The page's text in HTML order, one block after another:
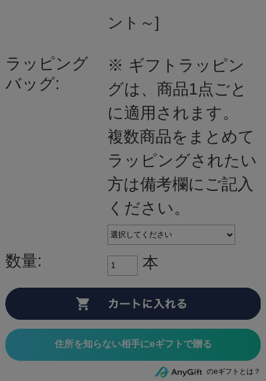
ント～]
ラッピング
バッグ:
※ ギフトラッピン
グは、商品1点ごと
に適用されます。
複数商品をまとめて
ラッピングされたい
方は備考欄にご記入
ください。
数量: 本
住所を知らない相手にeギフトで贈る
のeギフトとは？